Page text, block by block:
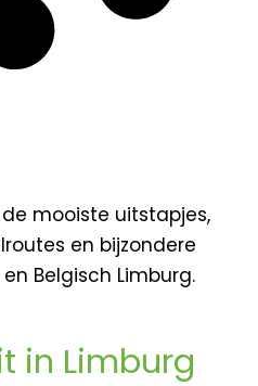
mooiste uitstapjes,
en bijzondere
Belgisch Limburg.
in Limburg